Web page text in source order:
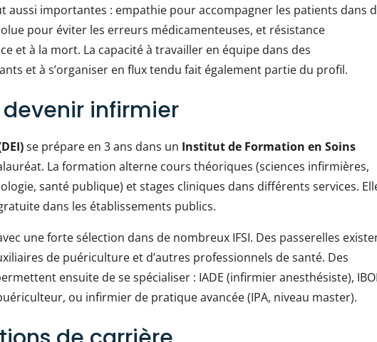
aussi importantes : empathie pour accompagner les patients dans
pour éviter les erreurs médicamenteuses, et résistance
et à la mort. La capacité à travailler en équipe dans des
et à s’organiser en flux tendu fait également partie du profil.
infirmier
se prépare en 3 ans dans un Institut de Formation en Soins
La formation alterne cours théoriques (sciences infirmières,
santé publique) et stages cliniques dans différents services.
dans les établissements publics.
une forte sélection dans de nombreux IFSI. Des passerelles
de puériculture et d’autres professionnels de santé. Des
ensuite de se spécialiser : IADE (infirmier anesthésiste),
ou infirmier de pratique avancée (IPA, niveau master).